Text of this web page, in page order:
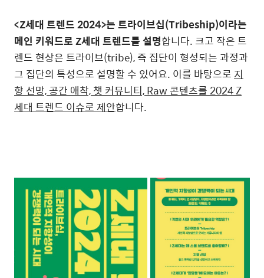
<Z세대 트렌드 2024>는 트라이브십(Tribeship)이라는
메인 키워드로 Z세대 트렌드를 설명합니다. 크고 작은 트
렌드 현상은 트라이브(tribe), 즉 집단이 형성되는 과정과
그 집단의 특성으로 설명할 수 있어요. 이를 바탕으로 지
향 선망, 공간 애착, 챗 커뮤니티, Raw 콘텐츠를 2024 Z
세대 트렌드 이슈로 제안합니다.